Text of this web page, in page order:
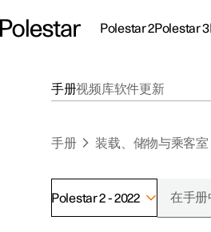
Polestar 2Polestar 3
手册视频库软件更新
手册 装载、储物与乘客室
Polestar 2 - 2022